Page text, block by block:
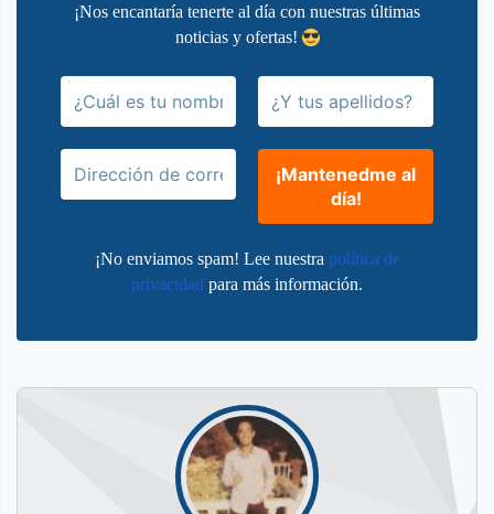
¡Nos encantaría tenerte al día con nuestras últimas
noticias y ofertas!
¡No enviamos spam! Lee nuestra política de
privacidad para más información.